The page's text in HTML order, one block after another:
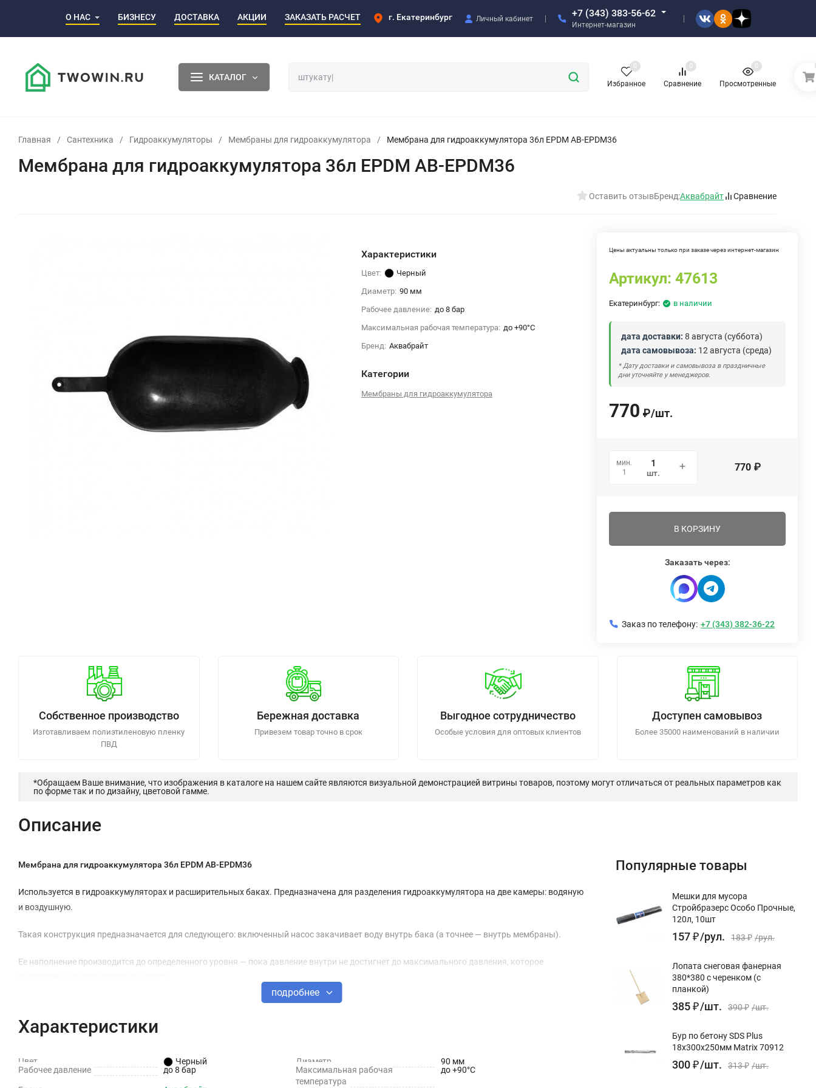
О НАС БИЗНЕСУ ДОСТАВКА АКЦИИ ЗАКАЗАТЬ РАСЧЕТ г. Екатеринбург Личный кабинет +7 (343) 383-56-62
Интернет-магазин
КАТАЛОГ
Избранное
0
Сравнение
0
Просмотренные
0
Главная / Сантехника / Гидроаккумуляторы / Мембраны для гидроаккумулятора / Мембрана для гидроаккумулятора 36л EPDM АВ-EPDM36
Мембрана для гидроаккумулятора 36л EPDM АВ-EPDM36
Оставить отзывБренд:Аквабрайт Сравнение
Характеристики
Цвет:
Черный
Диаметр: 90 мм
Рабочее давление: до 8 бар
Максимальная рабочая температура: до +90°C
Бренд: Аквабрайт
Категории
Мембраны для гидроаккумулятора
Цены актуальны только при заказе через интернет-магазин
Артикул:47613
Екатеринбург: в наличии
дата доставки: 8 августа (суббота)
дата самовывоза: 12 августа (среда)
* Дату доставки и самовывоза в праздничные
дни уточняйте у менеджеров.
770 ₽/шт.
мин.
1
шт. 770 ₽
В КОРЗИНУ
Заказать через:
Заказ по телефону: +7 (343) 382-36-22
Собственное производство
Изготавливаем полиэтиленовую пленку
ПВД
Бережная доставка
Привезем товар точно в срок
Выгодное сотрудничество
Особые условия для оптовых клиентов
Доступен самовывоз
Более 35000 наименований в наличии
*Обращаем Ваше внимание, что изображения в каталоге на нашем сайте являются визуальной демонстрацией витрины товаров, поэтому могут отличаться от реальных параметров как
по форме так и по дизайну, цветовой гамме.
Описание
Мембрана для гидроаккумулятора 36л EPDM АВ-EPDM36
Используется в гидроаккумуляторах и расширительных баках. Предназначена для разделения гидроаккумулятора на две камеры: водяную
и воздушную.
Такая конструкция предназначается для следующего: включенный насос закачивает воду внутрь бака (а точнее — внутрь мембраны).
Ее наполнение производится до определенного уровня — пока давление внутри не достигнет до максимального давления, которое
В этот момент сам насос отключится. Вода будет оставаться под давлением, и сможет с нормальным напором идти из кранов — поскольку
теперь на нее будет воздействовать сжатый воздух, находящийся внутри бака.
работе меньшее время.
подробнее
Характеристики
Цвет Черный Диаметр
90 мм
Рабочее давление
до 8 бар
Максимальная рабочая
температура
до +90°C
Популярные товары
Мешки для мусора
Стройбразерс Особо Прочные,
120л, 10шт
157₽/рул. 183₽ /рул.
Лопата снеговая фанерная
380*380 с черенком (с
планкой)
385₽/шт. 390₽ /шт.
Бур по бетону SDS Plus
18x300х250мм Matrix 70912
300₽/шт. 313₽ /шт.